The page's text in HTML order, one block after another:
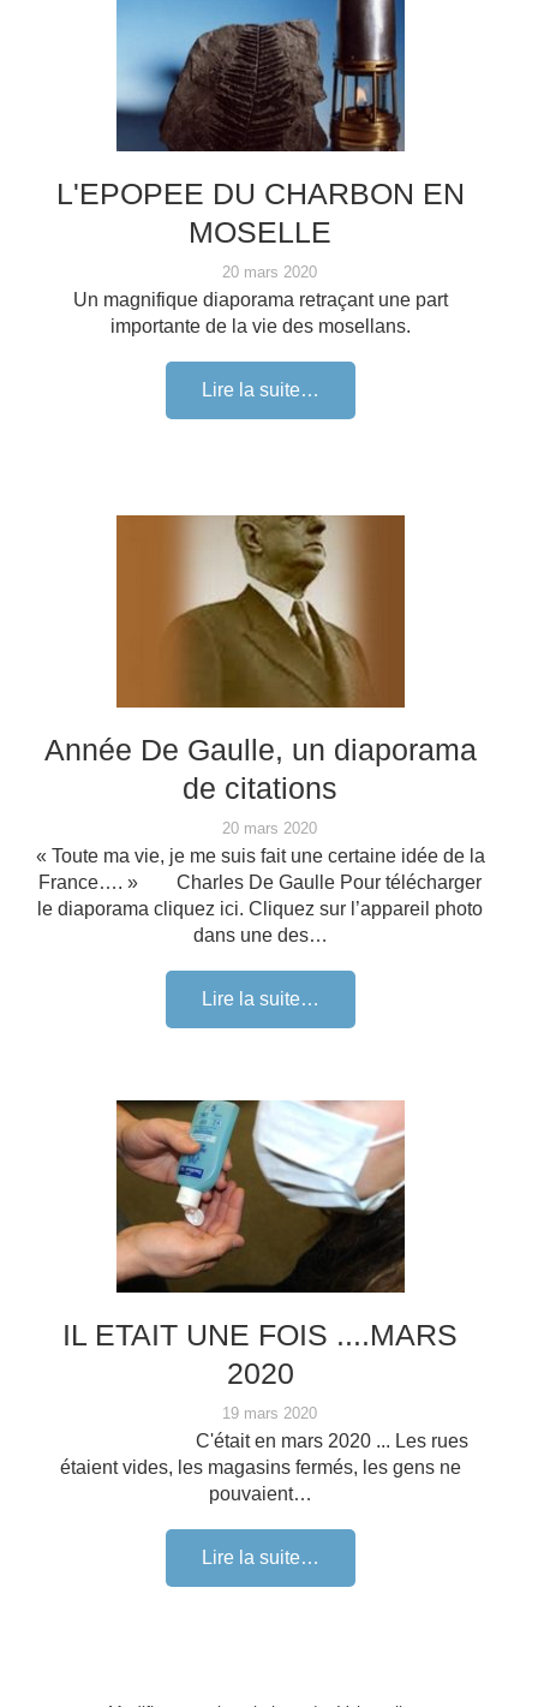
L'EPOPEE DU CHARBON EN
MOSELLE
20 mars 2020
Un magnifique diaporama retraçant une part
importante de la vie des mosellans.
Lire la suite…
Année De Gaulle, un diaporama
de citations
20 mars 2020
« Toute ma vie, je me suis fait une certaine idée de la
France…. » Charles De Gaulle Pour télécharger
le diaporama cliquez ici. Cliquez sur l’appareil photo
dans une des…
Lire la suite…
IL ETAIT UNE FOIS ....MARS
2020
19 mars 2020
C'était en mars 2020 ... Les rues
étaient vides, les magasins fermés, les gens ne
pouvaient…
Lire la suite…